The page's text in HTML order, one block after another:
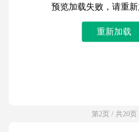
预览加载失败，请重
重新加载
第2页 / 共20页